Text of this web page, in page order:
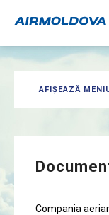
AFIȘEAZĂ
Compania